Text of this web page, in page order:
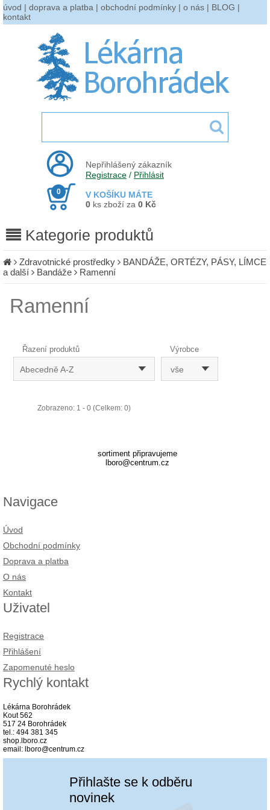
úvod | doprava a platba | obchodní podmínky | o nás | BLOG |
kontakt
Nepřihlášený zákazník
Registrace / Přihlásit
V KOŠÍKU MÁTE
0
0 ks zboží za 0 Kč
Kategorie produktů
Zdravotnické prostředky
BANDÁŽE, ORTÉZY, PÁSY, LÍMCE
a další
Bandáže Ramenní
Ramenní
Řazení produktů
Abecedně A-Z
Výrobce
vše
Zobrazeno: 1 - 0 (Celkem: 0)
sortiment připravujeme
lboro@centrum.cz
Navigace
Úvod
Obchodní podmínky
Doprava a platba
O nás
Kontakt
Uživatel
Registrace
Přihlášení
Zapomenuté heslo
Rychlý kontakt
Lékárna Borohrádek
Kout 562
517 24 Borohrádek
tel.: 494 381 345
shop.lboro.cz
email: lboro@centrum.cz
Přihlašte se k odběru
novinek